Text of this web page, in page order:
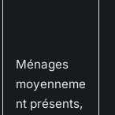
Ménages
moyenneme
nt présents,